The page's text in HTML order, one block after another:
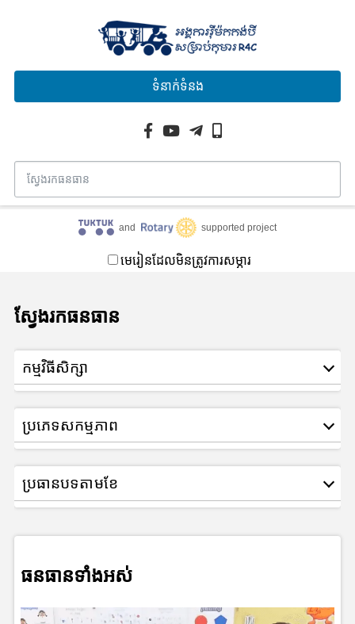
ទំនាក់ទំនង
and supported project
មេរៀនដែលមិនត្រូវការសម្ភារ
ស្វែងរកធនធាន
កម្មវិធីសិក្សា
ប្រភេទសកម្មភាព
ប្រធានបទតាមខែ
ធនធានទាំងអស់